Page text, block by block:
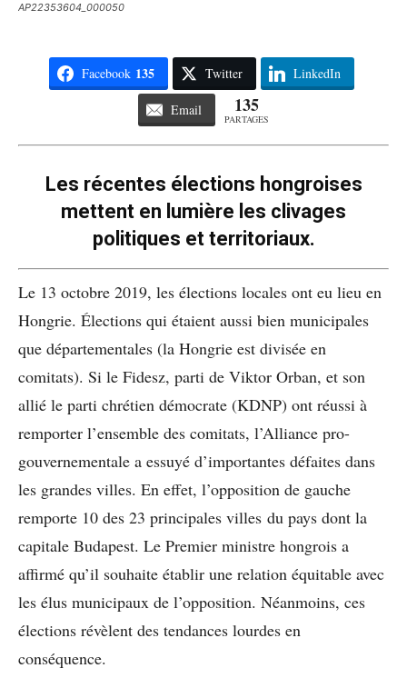
AP22353604_000050
Facebook 135 Twitter LinkedIn
Email 135
PARTAGES
Les récentes élections hongroises
mettent en lumière les clivages
politiques et territoriaux.
Le 13 octobre 2019, les élections locales ont eu lieu en
Hongrie. Élections qui étaient aussi bien municipales
que départementales (la Hongrie est divisée en
comitats). Si le Fidesz, parti de Viktor Orban, et son
allié le parti chrétien démocrate (KDNP) ont réussi à
remporter l’ensemble des comitats, l’Alliance pro-
gouvernementale a essuyé d’importantes défaites dans
les grandes villes. En effet, l’opposition de gauche
remporte 10 des 23 principales villes du pays dont la
capitale Budapest. Le Premier ministre hongrois a
affirmé qu’il souhaite établir une relation équitable avec
les élus municipaux de l’opposition. Néanmoins, ces
élections révèlent des tendances lourdes en
conséquence.